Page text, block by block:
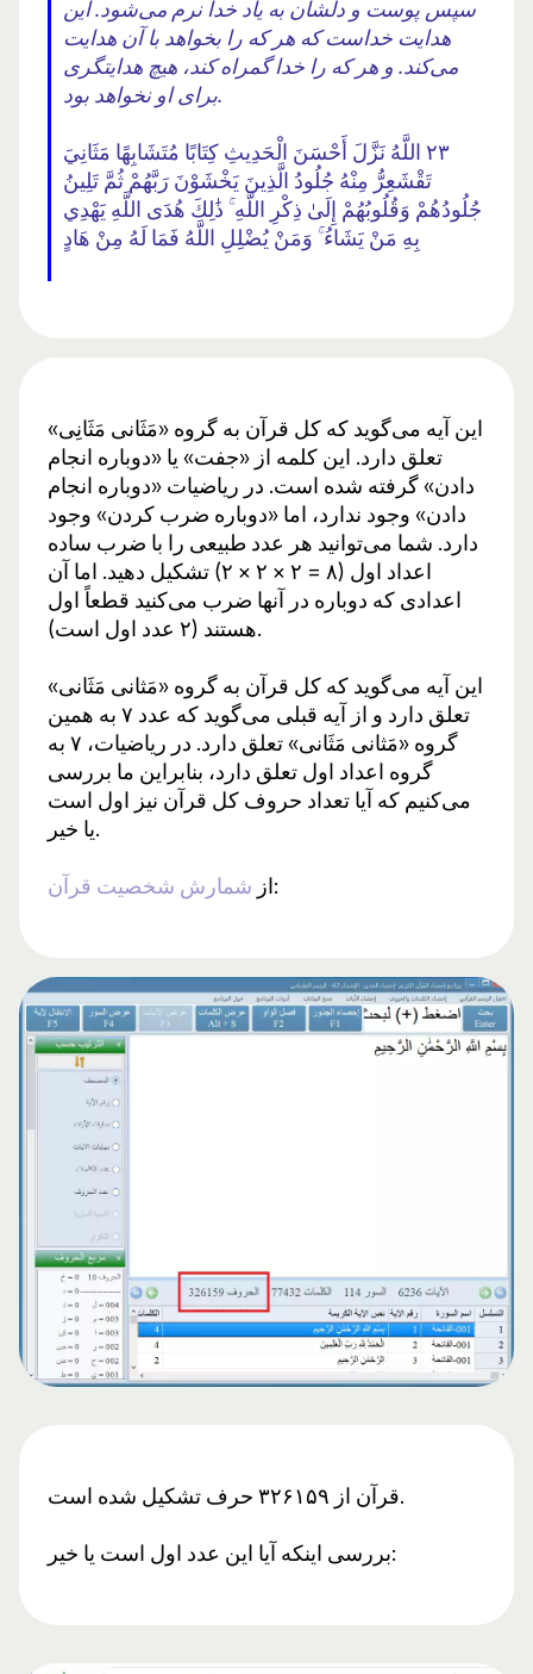
سپس پوست و دلشان به یاد خدا نرم می‌شود. این
هدایت خداست که هر که را بخواهد با آن هدایت
می‌کند. و هر که را خدا گمراه کند، هیچ هدایتگری
برای او نخواهد بود.
٢٣ اللَّهُ نَزَّلَ أَحْسَنَ الْحَدِيثِ كِتَابًا مُتَشَابِهًا مَثَانِيَ
تَقْشَعِرُّ مِنْهُ جُلُودُ الَّذِينَ يَخْشَوْنَ رَبَّهُمْ ثُمَّ تَلِينُ
جُلُودُهُمْ وَقُلُوبُهُمْ إِلَىٰ ذِكْرِ اللَّهِ ۚ ذَٰلِكَ هُدَى اللَّهِ يَهْدِي
بِهِ مَنْ يَشَاءُ ۚ وَمَنْ يُضْلِلِ اللَّهُ فَمَا لَهُ مِنْ هَادٍ
این آیه می‌گوید که کل قرآن به گروه «مَثَانی مَثَانِی»
تعلق دارد. این کلمه از «جفت» یا «دوباره انجام
دادن» گرفته شده است. در ریاضیات «دوباره انجام
دادن» وجود ندارد، اما «دوباره ضرب کردن» وجود
دارد. شما می‌توانید هر عدد طبیعی را با ضرب ساده
اعداد اول (۸ = ۲ × ۲ × ۲) تشکیل دهید. اما آن
اعدادی که دوباره در آنها ضرب می‌کنید قطعاً اول
هستند (۲ عدد اول است).
این آیه می‌گوید که کل قرآن به گروه «مَثانی مَثَانی»
تعلق دارد و از آیه قبلی می‌گوید که عدد ۷ به همین
گروه «مَثانی مَثَانی» تعلق دارد. در ریاضیات، ۷ به
گروه اعداد اول تعلق دارد، بنابراین ما بررسی
می‌کنیم که آیا تعداد حروف کل قرآن نیز اول است
یا خیر.
از شمارش شخصیت قرآن :
قرآن از ۳۲۶۱۵۹ حرف تشکیل شده است.
بررسی اینکه آیا این عدد اول است یا خیر: